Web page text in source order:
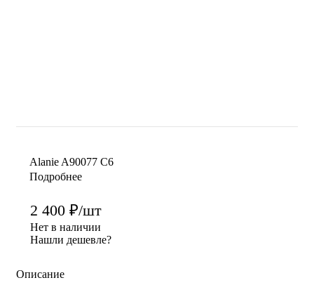
Alanie A90077 C6
Подробнее
2 400 ₽/шт
Нет в наличии
Нашли дешевле?
Описание